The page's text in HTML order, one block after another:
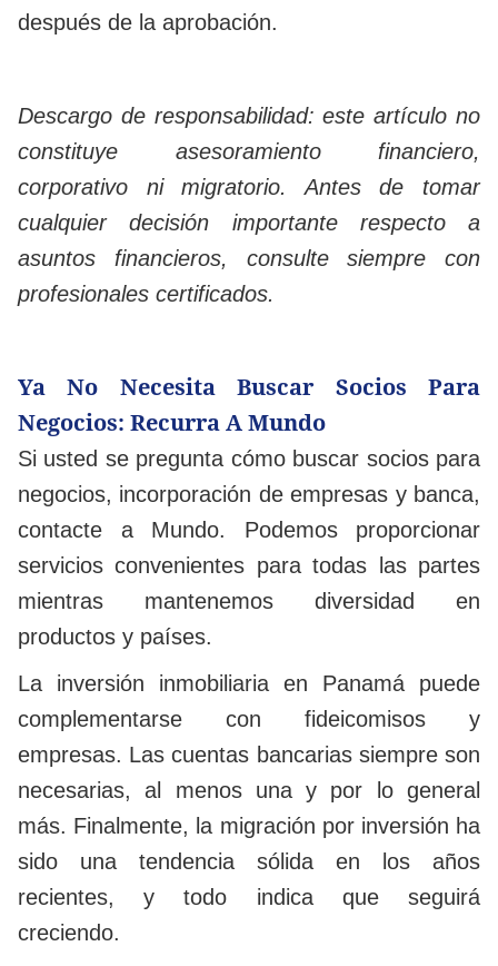
después de la aprobación.
Descargo de responsabilidad: este artículo no
constituye asesoramiento financiero,
corporativo ni migratorio. Antes de tomar
cualquier decisión importante respecto a
asuntos financieros, consulte siempre con
profesionales certificados.
Ya No Necesita Buscar Socios Para
Negocios: Recurra A Mundo
Si usted se pregunta cómo buscar socios para
negocios, incorporación de empresas y banca,
contacte a Mundo. Podemos proporcionar
servicios convenientes para todas las partes
mientras mantenemos diversidad en
productos y países.
La inversión inmobiliaria en Panamá puede
complementarse con fideicomisos y
empresas. Las cuentas bancarias siempre son
necesarias, al menos una y por lo general
más. Finalmente, la migración por inversión ha
sido una tendencia sólida en los años
recientes, y todo indica que seguirá
creciendo.